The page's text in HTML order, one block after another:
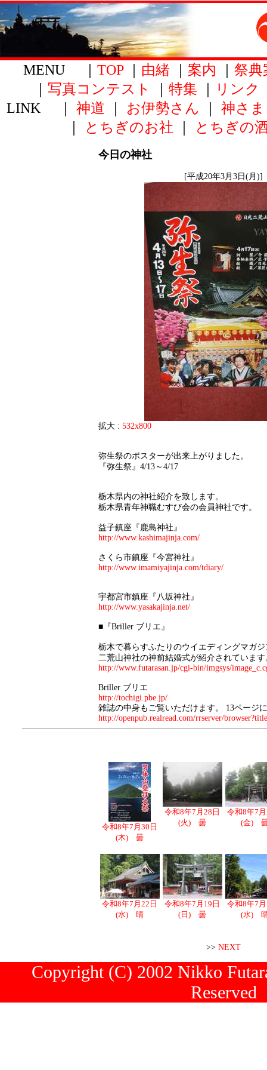
MENU ｜ TOP｜ 由緒 案内
祭典
写真コンテスト 特集 リンク
LINK ｜ 神道 お伊勢さん 神さま
とちぎのお社 とちぎの
今日の神社
[平成20年3月3日(月)]
拡大 : 532x800
弥生祭のポスターが出来上がりました。
『弥生祭』4/13～4/17
栃木県内の神社紹介を致します。
栃木県青年神職むすび会の会員神社です。
益子鎮座『鹿島神社』
http://www.kashimajinja.com/
さくら市鎮座『今宮神社』
http://www.imamiyajinja.com/tdiary/
宇都宮市鎮座『八坂神社』
http://www.yasakajinja.net/
■『Briller ブリエ』
栃木で暮らすふたりのウイエディングマガジ
二荒山神社の神前結婚式が紹介されています
http://www.futarasan.jp/cgi-bin/imgsys/
Briller ブリエ
http://tochigi.pbe.jp/
雑誌の中身もご覧いただけます。 13ページ
http://openpub.realread.com/rrserver/
令和8年7月30日
(木) 曇
令和8年7月28日
(火) 曇
令和8年7
(金)
令和8年7月22日
(水) 晴
令和8年7月19日
(日) 曇
令和8年7
(水)
>> NEXT
Copyright (C) 2002 Nikko
Reserved